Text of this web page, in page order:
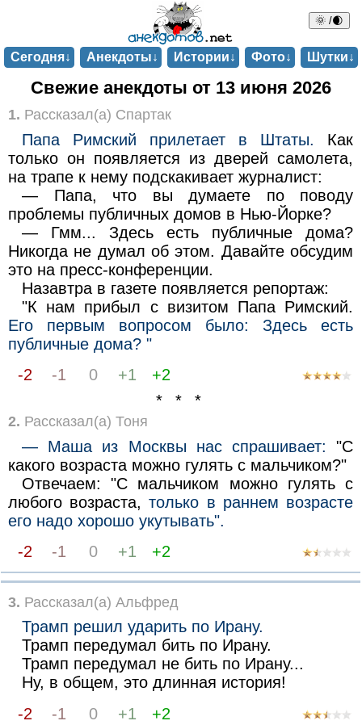
🌞 /🌒
Сегодня↓ Анекдоты↓ Истории↓ Фото↓ Шутки↓
Свежие анекдоты от 13 июня 2026
1. Рассказал(а) Спартак
Папа Римский прилетает в Штаты. Как
только он появляется из дверей самолета,
на трапе к нему подскакивает журналист:
— Папа, что вы думаете по поводу
проблемы публичных домов в Нью-Йорке?
— Гмм... Здесь есть публичные дома?
Никогда не думал об этом. Давайте обсудим
это на пресс-конференции.
Назавтра в газете появляется репортаж:
"К нам прибыл с визитом Папа Римский.
Его первым вопросом было: Здесь есть
публичные дома? "
-2
-1 0 +1
+2
* * *
2. Рассказал(а) Тоня
— Маша из Москвы нас спрашивает: "С
какого возраста можно гулять с мальчиком?"
Отвечаем: "С мальчиком можно гулять с
любого возраста,только в раннем возрасте
его надо хорошо укутывать".
-2
-1 0 +1 +2
3. Рассказал(а) Альфред
Трамп решил ударить по Ирану.
Трамп передумал бить по Ирану.
Трамп передумал не бить по Ирану...
Ну, в общем, это длинная история!
-2
-1 0 +1
+2